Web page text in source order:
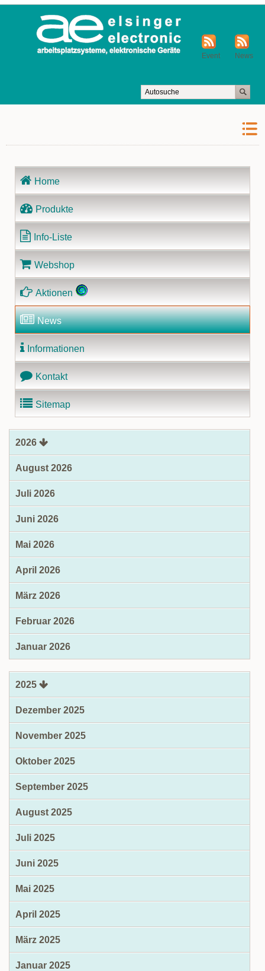
News
Event
überspringen
Home
Produkte
Info-Liste
Webshop
Aktionen
News
Informationen
Kontakt
Sitemap
2026
August 2026
Juli 2026
Juni 2026
Mai 2026
April 2026
März 2026
Februar 2026
Januar 2026
2025
Dezember 2025
November 2025
Oktober 2025
September 2025
August 2025
Juli 2025
Juni 2025
Mai 2025
April 2025
März 2025
Januar 2025